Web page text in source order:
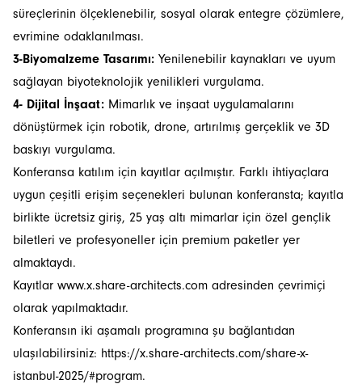
süreçlerinin ölçeklenebilir, sosyal olarak entegre çözümlere,
evrimine odaklanılması.
3-Biyomalzeme Tasarımı: Yenilenebilir kaynakları ve uyum
sağlayan biyoteknolojik yenilikleri vurgulama.
4- Dijital İnşaat: Mimarlık ve inşaat uygulamalarını
dönüştürmek için robotik, drone, artırılmış gerçeklik ve 3D
baskıyı vurgulama.
Konferansa katılım için kayıtlar açılmıştır. Farklı ihtiyaçlara
uygun çeşitli erişim seçenekleri bulunan konferansta; kayıtla
birlikte ücretsiz giriş, 25 yaş altı mimarlar için özel gençlik
biletleri ve profesyoneller için premium paketler yer
almaktaydı.
Kayıtlar www.x.share-architects.com adresinden çevrimiçi
olarak yapılmaktadır.
Konferansın iki aşamalı programına şu bağlantıdan
ulaşılabilirsiniz: https://x.share-architects.com/share-x-
istanbul-2025/#program.